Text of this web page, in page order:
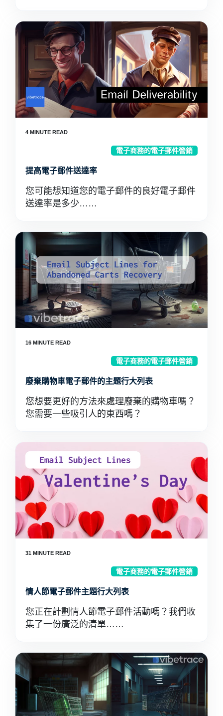
電子商務的電子郵件營銷
提高電子郵件送達率
您可能想知道您的電子郵件的良好電子郵件
送達率是多少……
電子商務的電子郵件營銷
廢棄購物車電子郵件的主題行大列表
您想要更好的方法來處理廢棄的購物車嗎？
您需要一些吸引人的東西嗎？
電子商務的電子郵件營銷
情人節電子郵件主題行大列表
您正在計劃情人節電子郵件活動嗎？我們收
集了一份廣泛的清單……